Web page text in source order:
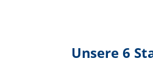
Unsere 6